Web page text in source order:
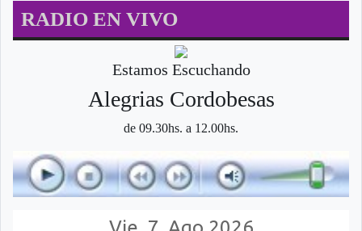
RADIO EN VIVO
Estamos Escuchando
Alegri­as Cordobesas
de 09.30hs. a 12.00hs.